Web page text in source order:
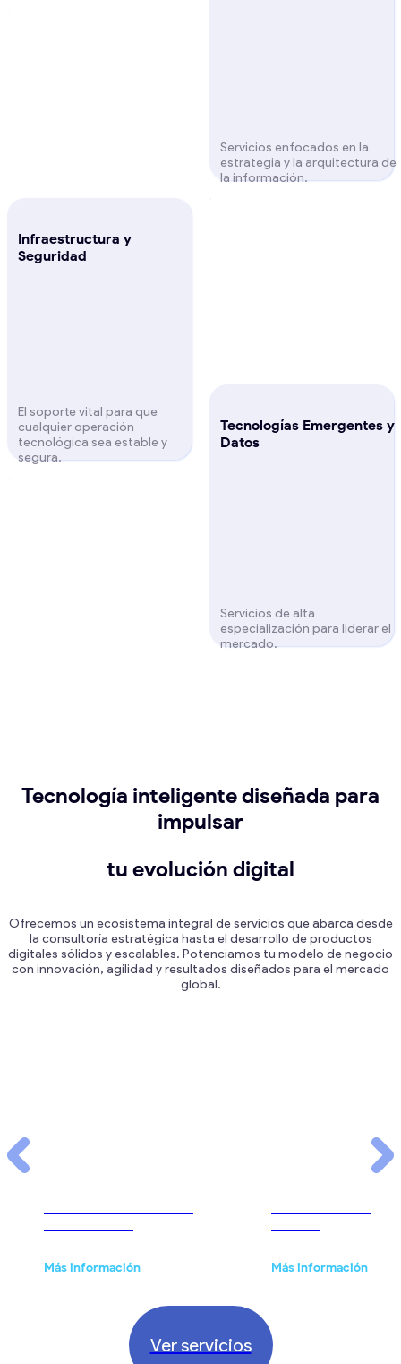
Servicios enfocados en la
estrategia y la arquitectura de
la información.
Infraestructura y
Seguridad
El soporte vital para que
cualquier operación
tecnológica sea estable y
segura.
Tecnologías Emergentes y
Datos
Servicios de alta
especialización para liderar el
mercado.
Tecnología inteligente diseñada para
impulsar
tu evolución digital
Ofrecemos un ecosistema integral de servicios que abarca desde
la consultoría estratégica hasta el desarrollo de productos
digitales sólidos y escalables. Potenciamos tu modelo de negocio
con innovación, agilidad y resultados diseñados para el mercado
global.
Más información Más información
Ver servicios